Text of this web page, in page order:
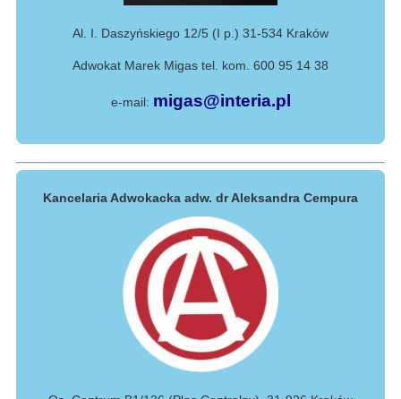
Al. I. Daszyńskiego 12/5 (I p.) 31-534 Kraków
Adwokat Marek Migas tel. kom. 600 95 14 38
e-mail: migas@interia.pl
Kancelaria Adwokacka adw. dr Aleksandra Cempura